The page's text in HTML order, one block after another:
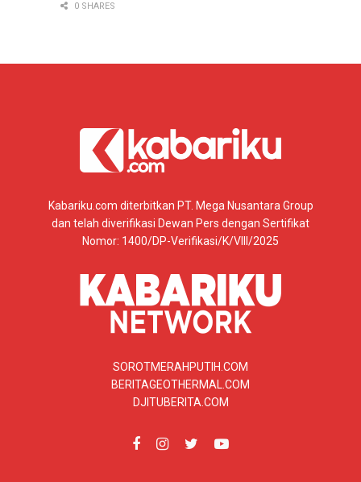
0 SHARES
Kabariku.com diterbitkan PT. Mega Nusantara Group
dan telah diverifikasi Dewan Pers dengan Sertifikat
Nomor: 1400/DP-Verifikasi/K/VIII/2025
SOROTMERAHPUTIH.COM
BERITAGEOTHERMAL.COM
DJITUBERITA.COM